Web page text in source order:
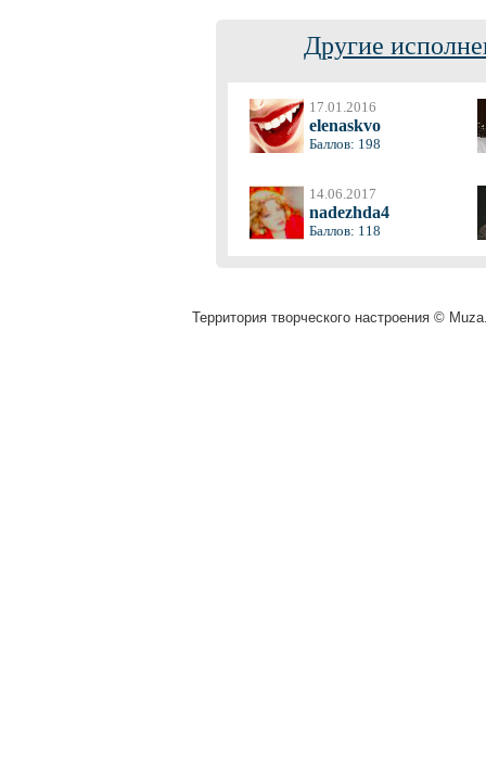
Другие
17.01.2016
elenaskvo
Баллов: 198
14.06.2017
nadezhda4
Баллов: 118
Территория творческого настроения ©